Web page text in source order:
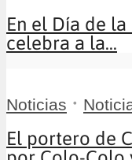
En el Día de
celebra a la...
Noticias •
El portero de